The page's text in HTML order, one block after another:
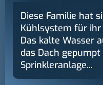
Diese Familie hat
Kühlsystem für ihr
Das kalte Wasser
das Dach
Sprinkleranlage...